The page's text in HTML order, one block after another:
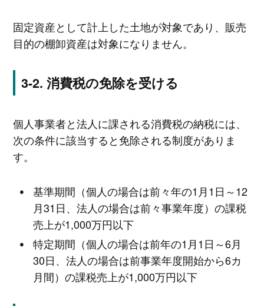
固定資産として計上した土地が対象であり、販売
目的の棚卸資産は対象になりません。
消費税の免除を受ける
個人事業者と法人に課される消費税の納税には、
次の条件に該当すると免除される制度がありま
す。
基準期間（個人の場合は前々年の1月1日～12
月31日、法人の場合は前々事業年度）の課税
売上が1,000万円以下
特定期間（個人の場合は前年の1月1日～6月
30日、法人の場合は前事業年度開始から6カ
月間）の課税売上が1,000万円以下